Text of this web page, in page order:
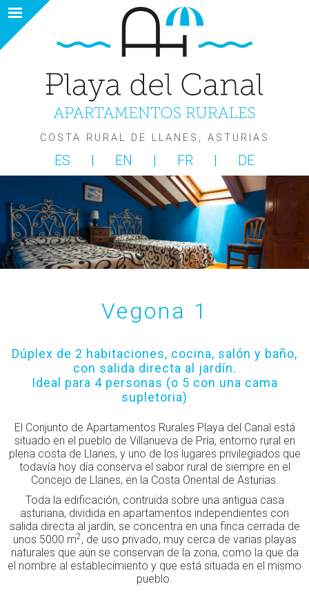
COSTA RURAL DE LLANES, ASTURIAS
ES EN FR DE
Vegona 1
Dúplex de 2 habitaciones, cocina, salón y baño,
con salida directa al jardín.
Ideal para 4 personas (o 5 con una cama
supletoria)
El Conjunto de Apartamentos Rurales Playa del Canal está
situado en el pueblo de Villanueva de Pría, entorno rural en
plena costa de Llanes, y uno de los lugares privilegiados que
todavía hoy día conserva el sabor rural de siempre en el
Concejo de Llanes, en la Costa Oriental de Asturias.
Toda la edificación, contruida sobre una antigua casa
asturiana, dividida en apartamentos independientes con
salida directa al jardín, se concentra en una finca cerrada de
unos 5000 m2 , de uso privado, muy cerca de varias playas
naturales que aún se conservan de la zona, como la que da
el nombre al establecimiento y que está situada en el mismo
pueblo.